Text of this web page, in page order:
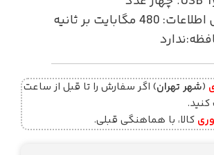
مگابایت بر ثانیه
(شهر تهران) اگر سفارش را تا قبل از ساعت
کالا، با هماهنگی قبلی.